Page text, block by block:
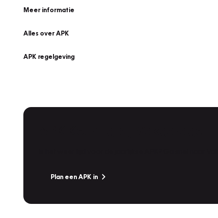
Meer informatie
Alles over APK
APK regelgeving
Plan een APK in